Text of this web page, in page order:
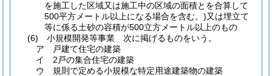
を施工した区域又は施工中の区域の面積とを合算して
500平方メートル以上になる場合を含む。)又は埋立て
等に係る土砂の容積が500立方メートル以上のもの
(6)
小規模開発等事業 次に掲げるものをいう。
ア
戸建て住宅の建築
イ
2戸の集合住宅の建築
ウ
規則で定める小規模な特定用途建築物の建築